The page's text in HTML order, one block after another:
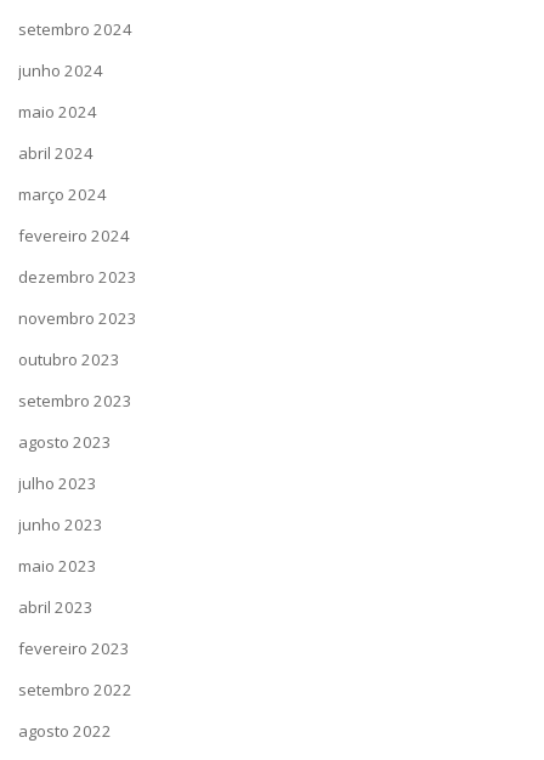
setembro 2024
junho 2024
maio 2024
abril 2024
março 2024
fevereiro 2024
dezembro 2023
novembro 2023
outubro 2023
setembro 2023
agosto 2023
julho 2023
junho 2023
maio 2023
abril 2023
fevereiro 2023
setembro 2022
agosto 2022